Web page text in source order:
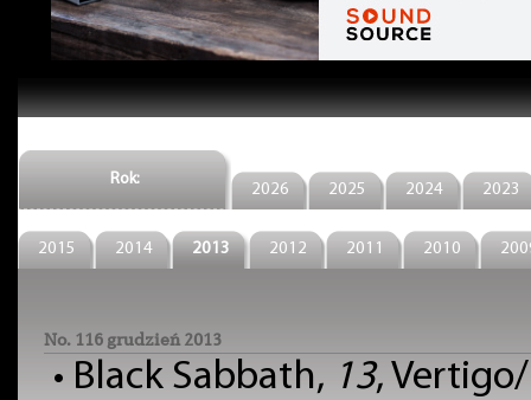
Rok:
2026 2025 2024 2023
2015 2014 2013 2012 2011 2010
No. 116 grudzień 2013
• Black Sabbath, 13,